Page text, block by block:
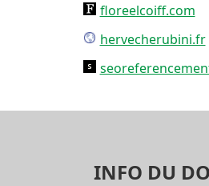
floreelcoiff.com
hervecherubini.fr
INFO DU